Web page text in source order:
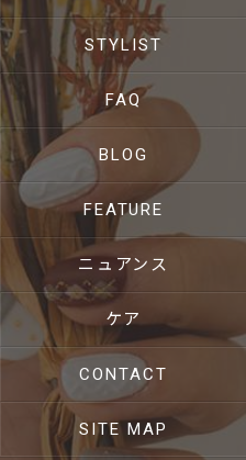
STYLIST
FAQ
BLOG
FEATURE
ニュアンス
ケア
CONTACT
SITE MAP